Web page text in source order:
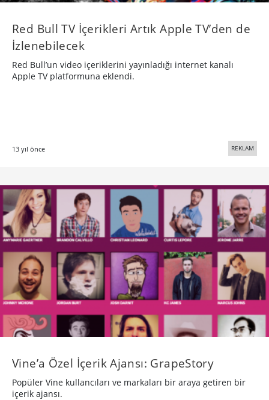
Red Bull TV İçerikleri Artık Apple TV’den de
İzlenebilecek
Red Bull’un video içeriklerini yayınladığı internet kanalı
Apple TV platformuna eklendi.
13 yıl önce REKLAM
Vine’a Özel İçerik Ajansı: GrapeStory
Popüler Vine kullancıları ve markaları bir araya getiren bir
içerik ajansı.